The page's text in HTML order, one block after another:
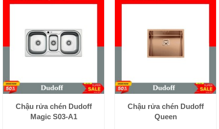
Chậu rửa chén Dudoff
Magic S03-A1
Chậu rửa chén Dudoff
Queen